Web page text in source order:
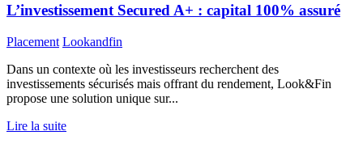
L’investissement Secured A+ : capital 100% assuré
Placement Lookandfin
Dans un contexte où les investisseurs recherchent des
investissements sécurisés mais offrant du rendement, Look&Fin
propose une solution unique sur...
Lire la suite